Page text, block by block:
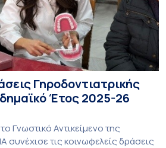
Γηροδοντιατρικής
Έτος 2025-26
Γνωστικό Αντικείμενο της
συνέχισε τις κοινωφελείς δράσεις